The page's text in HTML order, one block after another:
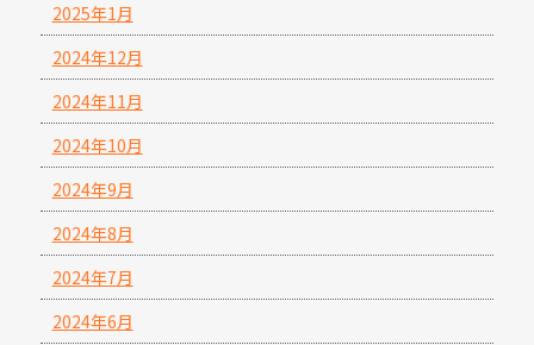
2025年1月
2024年12月
2024年11月
2024年10月
2024年9月
2024年8月
2024年7月
2024年6月